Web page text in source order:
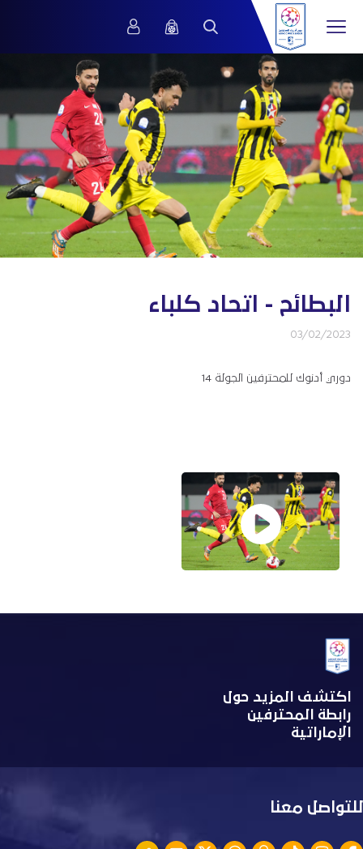
البطائح - اتحاد كلباء
03/02/2023
دوري أدنوك للمحترفين الجولة 14
اكتشف المزيد حول
رابطة المحترفين
الإماراتية
للتواصل معنا